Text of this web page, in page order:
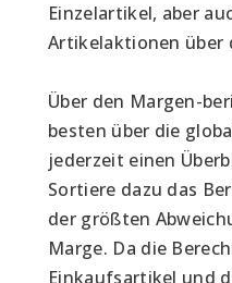
Einzelartikel, aber
Artikelaktionen über
Über den Margen-
besten über die
jederzeit einen
Sortiere dazu das
der größten
Marge. Da die
Einkaufsartikel und